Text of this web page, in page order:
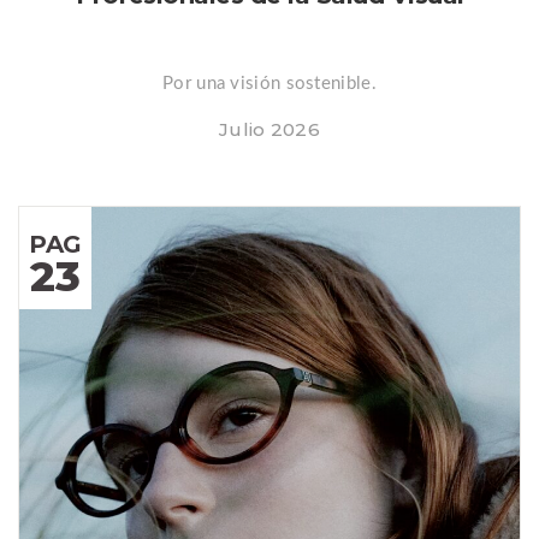
Por una visión sostenible.
Julio 2026
PAG
23